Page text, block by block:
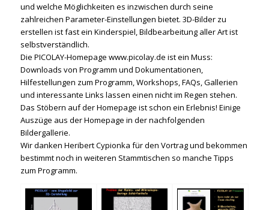
und welche Möglichkeiten es inzwischen durch seine
zahlreichen Parameter-Einstellungen bietet. 3D-Bilder zu
erstellen ist fast ein Kinderspiel, Bildbearbeitung aller Art ist
selbstverständlich.
Die PICOLAY-Homepage www.picolay.de ist ein Muss:
Downloads von Programm und Dokumentationen,
Hilfestellungen zum Programm, Workshops, FAQs, Gallerien
und interessante Links lassen einen nicht im Regen stehen.
Das Stöbern auf der Homepage ist schon ein Erlebnis! Einige
Auszüge aus der Homepage in der nachfolgenden
Bildergallerie.
Wir danken Heribert Cypionka für den Vortrag und bekommen
bestimmt noch in weiteren Stammtischen so manche Tipps
zum Programm.